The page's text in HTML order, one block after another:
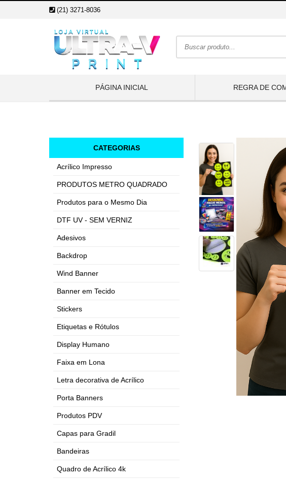
(21) 3271-8036
PÁGINA INICIAL REGRA DE
CATEGORIAS
Acrílico Impresso
PRODUTOS METRO QUADRADO
Produtos para o Mesmo Dia
DTF UV - SEM VERNIZ
Adesivos
Backdrop
Wind Banner
Banner em Tecido
Stickers
Etiquetas e Rótulos
Display Humano
Faixa em Lona
Letra decorativa de Acrílico
Porta Banners
Produtos PDV
Capas para Gradil
Bandeiras
Quadro de Acrílico 4k